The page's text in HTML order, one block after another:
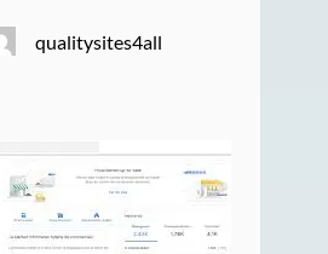
qualitysites4all